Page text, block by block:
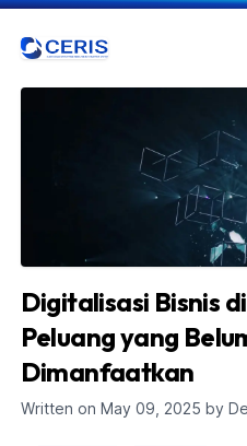
Digitalisasi Bisnis
Peluang yang
Dimanfaatkan
Written on May 09, 2025 by